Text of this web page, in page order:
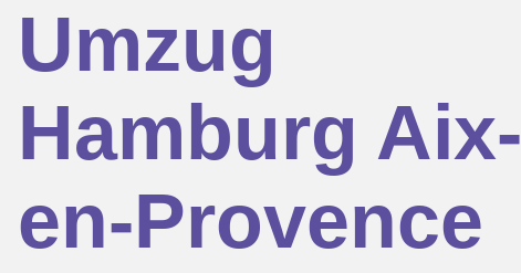
Umzug
Hamburg Aix-
en-Provence